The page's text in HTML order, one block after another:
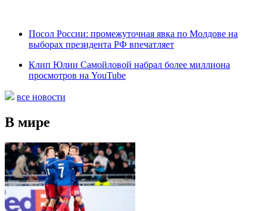
Посол России: промежуточная явка по Молдове на
выборах президента РФ впечатляет
Клип Юлии Самойловой набрал более миллиона
просмотров на YouTube
все новости
В мире